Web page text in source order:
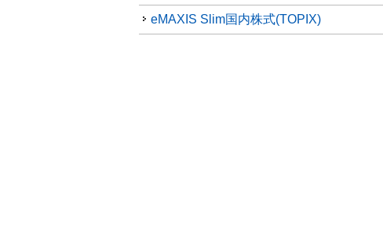
eMAXIS Slim国内株式(TOPIX)